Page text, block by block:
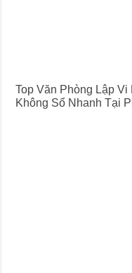
Top Văn Phòng Lập
Không Sổ Nhanh Tại